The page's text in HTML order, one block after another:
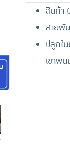
สินค้า
สายพั
ปลูกใ
เขาพ